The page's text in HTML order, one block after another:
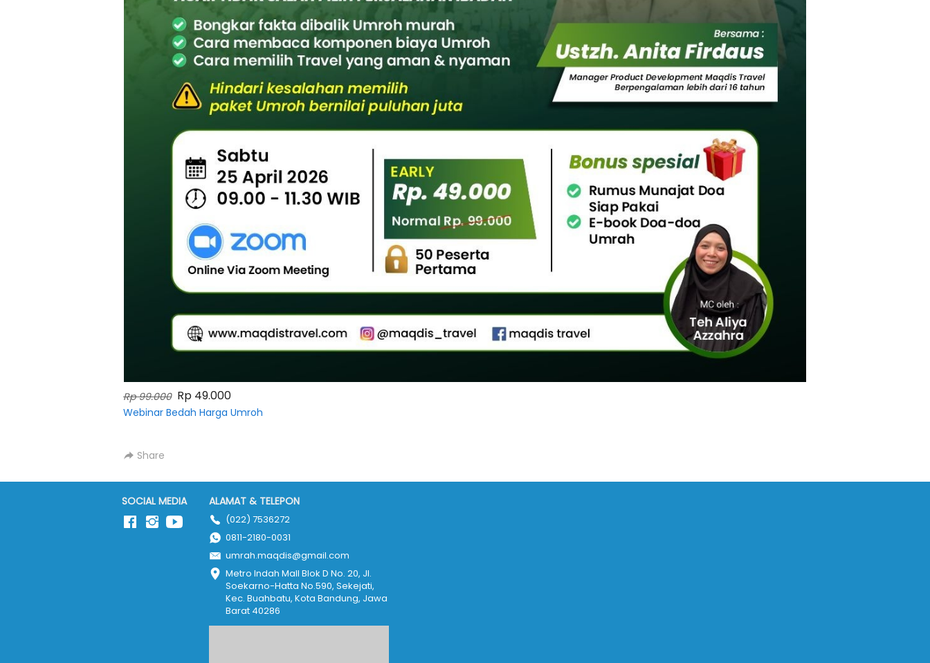
Rp 99.000 Rp 49.000
Webinar Bedah Harga Umroh
Share
SOCIAL MEDIA ALAMAT & TELEPON
(022) 7536272
0811-2180-0031
umrah.maqdis@gmail.com
Metro Indah Mall Blok D No. 20, Jl.
Soekarno-Hatta No.590, Sekejati,
Kec. Buahbatu, Kota Bandung, Jawa
Barat 40286